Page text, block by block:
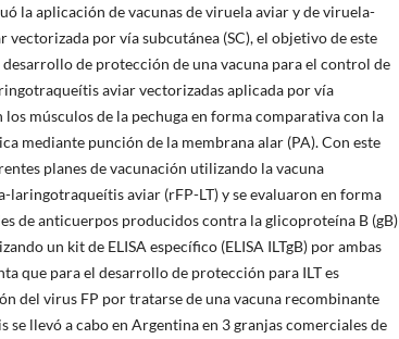
la aplicación de vacunas de viruela aviar y de viruela-
por vía subcutánea (SC), el objetivo de este
de protección de una vacuna para el control de
aviar vectorizadas aplicada por vía
músculos de la pechuga en forma comparativa con la
mediante punción de la membrana alar (PA). Con este
planes de vacunación utilizando la vacuna
laringotraqueítis aviar (rFP-LT) y se evaluaron en forma
de anticuerpos producidos contra la glicoproteína B (gB)
un kit de ELISA específico (ELISA ILTgB) por ambas
que para el desarrollo de protección para ILT es
del virus FP por tratarse de una vacuna recombinante
se llevó a cabo en Argentina en 3 granjas comerciales de